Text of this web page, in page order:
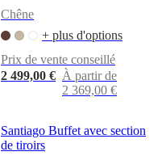
Chêne
+ plus d'options
Prix de vente conseillé
2 499,00 € À partir de
2 369,00 €
Santiago Buffet avec section
de tiroirs